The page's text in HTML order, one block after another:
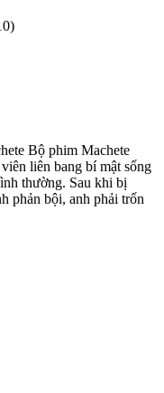
Bộ phim Machete
liên bang bí mật sống
thường. Sau khi bị
phản bội, anh phải trốn